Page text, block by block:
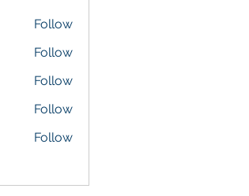
Follow
Follow
Follow
Follow
Follow